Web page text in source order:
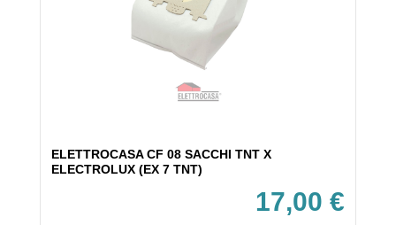
ELETTROCASA CF 08 SACCHI TNT X
ELECTROLUX (EX 7 TNT)
17,00 €